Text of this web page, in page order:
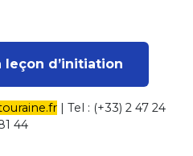
leçon d’initiation
| Tel : (+33) 2 47 24
44